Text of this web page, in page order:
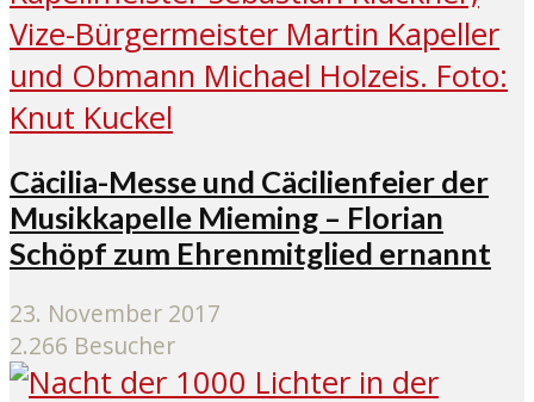
Cäcilia-Messe und Cäcilienfeier der
Musikkapelle Mieming – Florian
Schöpf zum Ehrenmitglied ernannt
23. November 2017
2.266 Besucher